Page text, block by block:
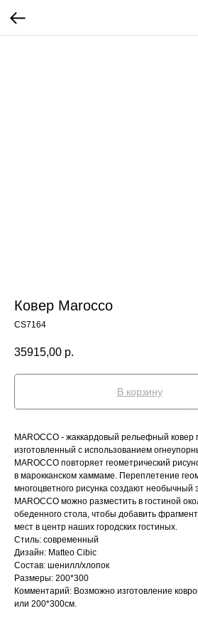
Ковер Marocco
CS7164
35915,00 р.
В корзину
MAROCCO - жаккардовый рельефный
изготовленный с использованием
MAROCCO повторяет геометрический
в марокканском хаммаме. Переплетение
многоцветного рисунка создают необычный
MAROCCO можно разместить в гостиной
обеденного стола, чтобы добавить
мест в центр наших городских гостиных.
Стиль: современный
Дизайн: Matteo Cibic
Состав: шенилл/хлопок
Размеры: 200*300
Комментарий: Возможно изготовление
или 200*300см.